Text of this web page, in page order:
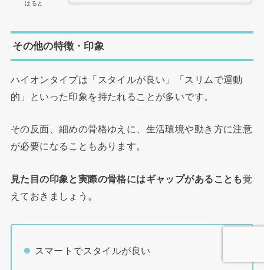
はると
その他の特徴・印象
ハイオンタイプは「スタイルが良い」「スリムで運動
的」といった印象を持たれることが多いです。
その反面、細めの骨格ゆえに、生活環境や動き方に注意
が必要になることもあります。
見た目の印象と実際の骨格にはギャップがあることも覚
えておきましょう。
スマートでスタイルが良い